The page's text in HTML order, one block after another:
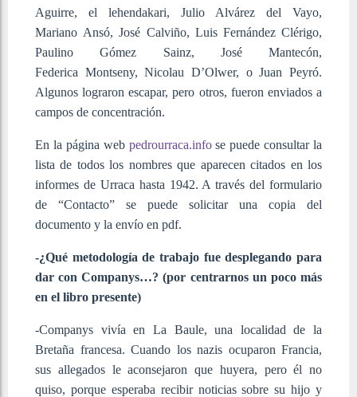
Aguirre, el lehendakari, Julio Alvárez del Vayo,
Mariano Ansó, José Calviño, Luis Fernández Clérigo,
Paulino Gómez Sainz, José Mantecón,
Federica Montseny, Nicolau D’Olwer, o Juan Peyró.
Algunos lograron escapar, pero otros, fueron enviados a
campos de concentración.
En la página web pedrourraca.infose puede consultar la
lista de todos los nombres que aparecen citados en los
informes de Urraca hasta 1942. A través del formulario
de “Contacto” se puede solicitar una copia del
documento y la envío en pdf.
-¿Qué metodología de trabajo fue desplegando para
dar con Companys…? (por centrarnos un poco más
en el libro presente)
-Companys vivía en La Baule, una localidad de la
Bretaña francesa. Cuando los nazis ocuparon Francia,
sus allegados le aconsejaron que huyera, pero él no
quiso, porque esperaba recibir noticias sobre su hijo y